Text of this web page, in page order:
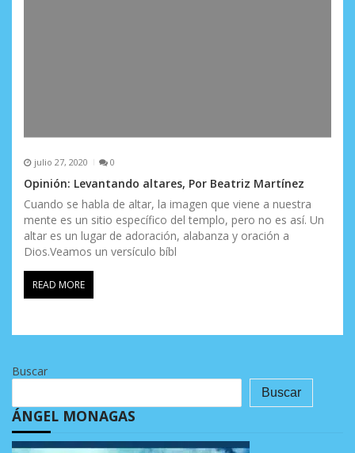
julio 27, 2020 0
Opinión: Levantando altares, Por Beatriz Martínez
Cuando se habla de altar, la imagen que viene a nuestra
mente es un sitio específico del templo, pero no es así. Un
altar es un lugar de adoración, alabanza y oración a
Dios.Veamos un versículo bíbl
READ MORE
Buscar
Buscar
ÁNGEL MONAGAS